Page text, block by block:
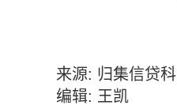
来源: 归集信贷科
编辑: 王凯